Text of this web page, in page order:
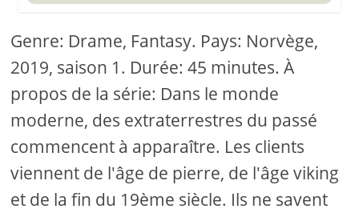
Genre: Drame, Fantasy. Pays: Norvège,
2019, saison 1. Durée: 45 minutes. À
propos de la série: Dans le monde
moderne, des extraterrestres du passé
commencent à apparaître. Les clients
viennent de l'âge de pierre, de l'âge viking
et de la fin du 19ème siècle. Ils ne savent